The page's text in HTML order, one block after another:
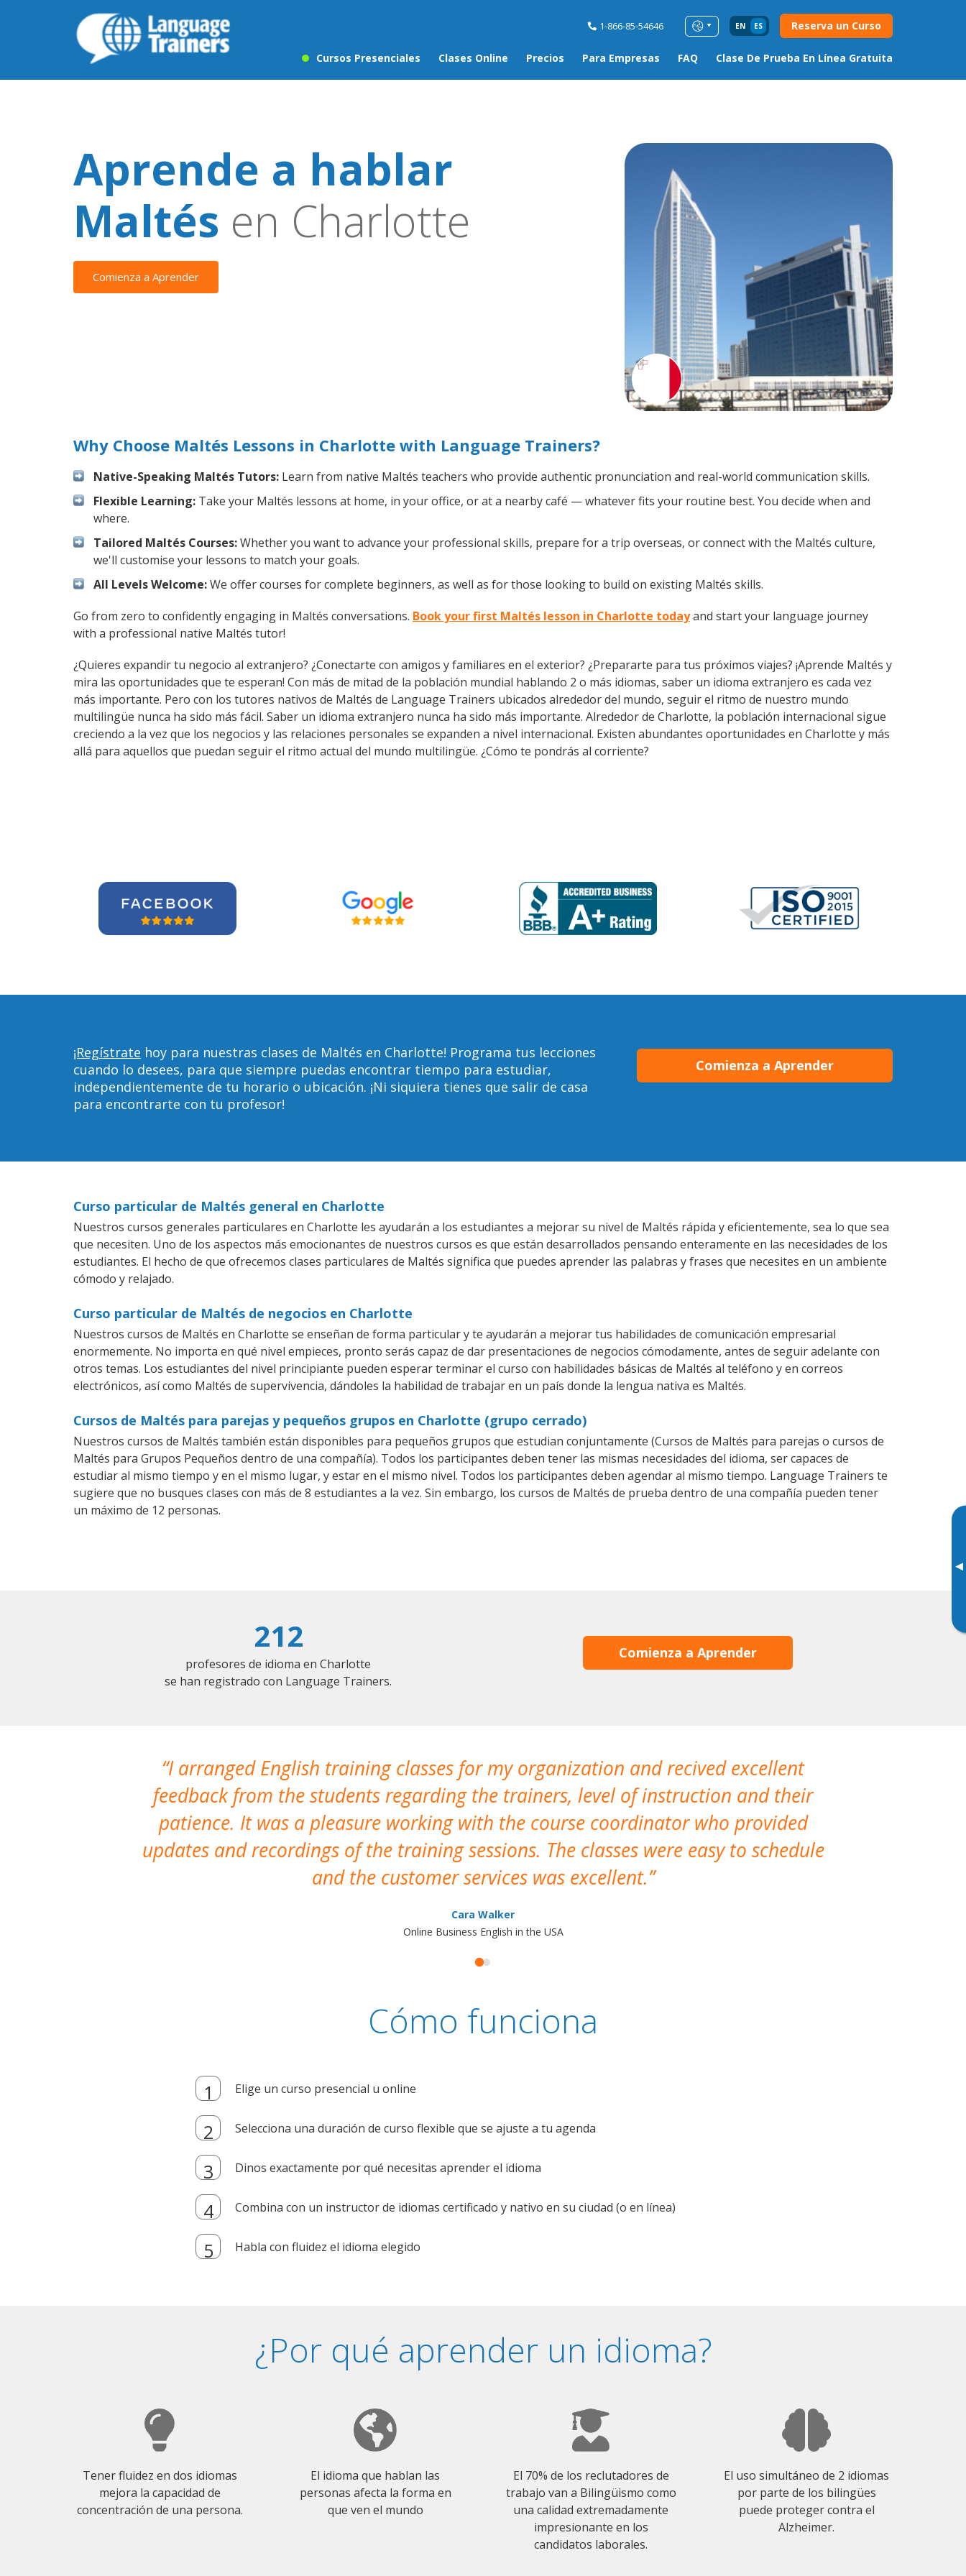
1-866-85-54646 EN ES Reserva un Curso
Cursos Presenciales Clases Online Precios Para Empresas FAQ Clase De Prueba En Línea Gratuita
▸
Aprende a hablar
Maltés en Charlotte
Comienza a Aprender
Why Choose Maltés Lessons in Charlotte with Language Trainers?
Native-Speaking Maltés Tutors: Learn from native Maltés teachers who provide authentic pronunciation and real-world communication skills.
Flexible Learning: Take your Maltés lessons at home, in your office, or at a nearby café — whatever fits your routine best. You decide when and
where.
Tailored Maltés Courses:Whether you want to advance your professional skills, prepare for a trip overseas, or connect with the Maltés culture,
we'll customise your lessons to match your goals.
All Levels Welcome:We offer courses for complete beginners, as well as for those looking to build on existing Maltés skills.
Go from zero to confidently engaging in Maltés conversations. Book your first Maltés lesson in Charlotte todayand start your language journey
with a professional native Maltés tutor!
¿Quieres expandir tu negocio al extranjero? ¿Conectarte con amigos y familiares en el exterior? ¿Prepararte para tus próximos viajes? ¡Aprende Maltés y
mira las oportunidades que te esperan! Con más de mitad de la población mundial hablando 2 o más idiomas, saber un idioma extranjero es cada vez
más importante. Pero con los tutores nativos de Maltés de Language Trainers ubicados alrededor del mundo, seguir el ritmo de nuestro mundo
multilingüe nunca ha sido más fácil. Saber un idioma extranjero nunca ha sido más importante. Alrededor de Charlotte, la población internacional sigue
creciendo a la vez que los negocios y las relaciones personales se expanden a nivel internacional. Existen abundantes oportunidades en Charlotte y más
allá para aquellos que puedan seguir el ritmo actual del mundo multilingüe. ¿Cómo te pondrás al corriente?
¡Regístrate hoy para nuestras clases de Maltés en Charlotte! Programa tus lecciones
cuando lo desees, para que siempre puedas encontrar tiempo para estudiar,
independientemente de tu horario o ubicación. ¡Ni siquiera tienes que salir de casa
para encontrarte con tu profesor!
Comienza a Aprender
Curso particular de Maltés general en Charlotte
Nuestros cursos generales particulares en Charlotte les ayudarán a los estudiantes a mejorar su nivel de Maltés rápida y eficientemente, sea lo que sea
que necesiten. Uno de los aspectos más emocionantes de nuestros cursos es que están desarrollados pensando enteramente en las necesidades de los
estudiantes. El hecho de que ofrecemos clases particulares de Maltés significa que puedes aprender las palabras y frases que necesites en un ambiente
cómodo y relajado.
Curso particular de Maltés de negocios en Charlotte
Nuestros cursos de Maltés en Charlotte se enseñan de forma particular y te ayudarán a mejorar tus habilidades de comunicación empresarial
enormemente. No importa en qué nivel empieces, pronto serás capaz de dar presentaciones de negocios cómodamente, antes de seguir adelante con
otros temas. Los estudiantes del nivel principiante pueden esperar terminar el curso con habilidades básicas de Maltés al teléfono y en correos
electrónicos, así como Maltés de supervivencia, dándoles la habilidad de trabajar en un país donde la lengua nativa es Maltés.
Cursos de Maltés para parejas y pequeños grupos en Charlotte (grupo cerrado)
Nuestros cursos de Maltés también están disponibles para pequeños grupos que estudian conjuntamente (Cursos de Maltés para parejas o cursos de
Maltés para Grupos Pequeños dentro de una compañía). Todos los participantes deben tener las mismas necesidades del idioma, ser capaces de
estudiar al mismo tiempo y en el mismo lugar, y estar en el mismo nivel. Todos los participantes deben agendar al mismo tiempo. Language Trainers te
sugiere que no busques clases con más de 8 estudiantes a la vez. Sin embargo, los cursos de Maltés de prueba dentro de una compañía pueden tener
un máximo de 12 personas.
212
profesores de idioma en Charlotte
se han registrado con Language Trainers.
Comienza a Aprender
I arranged English training classes for my organization and recived excellent
feedback from the students regarding the trainers, level of instruction and their
patience. It was a pleasure working with the course coordinator who provided
updates and recordings of the training sessions. The classes were easy to schedule
and the customer services was excellent.
Cara Walker
Online Business English in the USA
Cómo funciona
Elige un curso presencial u online
Selecciona una duración de curso flexible que se ajuste a tu agenda
Dinos exactamente por qué necesitas aprender el idioma
Combina con un instructor de idiomas certificado y nativo en su ciudad (o en línea)
Habla con fluidez el idioma elegido
¿Por qué aprender un idioma?
Tener fluidez en dos idiomas
mejora la capacidad de
concentración de una persona.
El idioma que hablan las
personas afecta la forma en
que ven el mundo
El 70% de los reclutadores de
trabajo van a Bilingüismo como
una calidad extremadamente
impresionante en los
candidatos laborales.
El uso simultáneo de 2 idiomas
por parte de los bilingües
puede proteger contra el
Alzheimer.